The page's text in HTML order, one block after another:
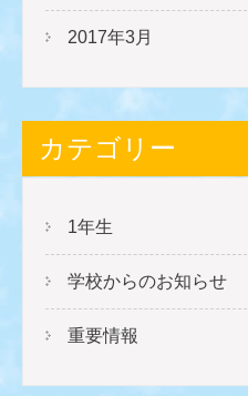
2017年3月
カテゴリー
1年生
学校からのお知らせ
重要情報